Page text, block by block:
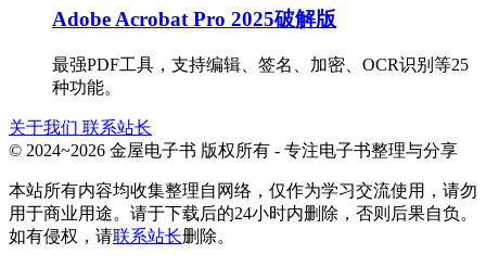
Adobe Acrobat Pro 2025破解版
最强PDF工具，支持编辑、签名、加密、OCR识别等25
种功能。
关于我们 联系站长
© 2024~2026 金屋电子书 版权所有 - 专注电子书整理与分享
本站所有内容均收集整理自网络，仅作为学习交流使用，请勿
用于商业用途。请于下载后的24小时内删除，否则后果自负。
如有侵权，请联系站长删除。